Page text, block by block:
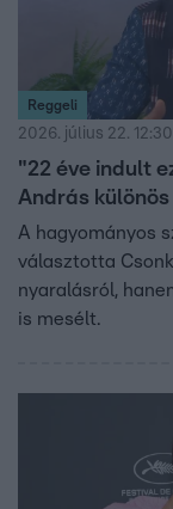
Reggeli
2026. július 22. 12:30
"22 éve indult
András
A hagyományos
választotta
nyaralásról,
is mesélt.